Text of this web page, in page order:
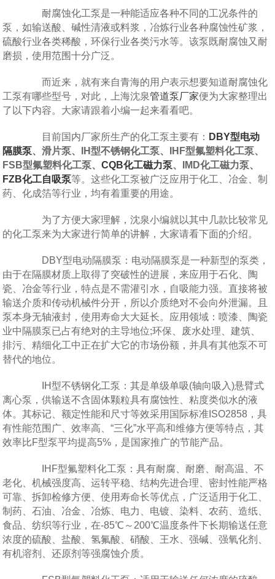
耐腐蚀化工泵是一种能适应各种不同的工况条件的
泵，如输送酸、碱性清液或料浆，冶炼行业各种腐蚀性矿浆，
硫酸行业各类稀酸，环保行业各类污水等。该泵既耐腐蚀又耐
磨损，使用范围十分广泛。
而近来，就有来自青海的用户表示想要知道耐腐蚀化
工泵有哪些型号，对此，上海沈泉管道泵厂家便为大家整理出
了以下内容。大家请跟着小编一起来看看吧。
目前国内厂家所生产的化工泵主要有： DBY型电动
隔膜泵、滑片泵、IH型不锈钢化工泵、IHF型氟塑料化工泵、
FSB型氟塑料化工泵、CQB化工磁力泵、IMD化工磁力泵、
FZB化工自吸泵等。这些化工泵被广泛应用于化工、冶金、制
药、化成箔等行业，均有着重要的用途。
为了方便大家理解，沈泉小编就以其中几款比较常见
的化工泵来为大家进行简单的讲解，大家请看下面的介绍。
DBY型电动隔膜泵：电动隔膜泵是一种新型的泵类，
由于在隔膜材质上取得了突破性的进展，来应用于石化、陶
瓷、冶金等行业，特点是不需灌引水，自吸能力强。直接将被
输送介质和传动机械件分开，所以介质绝对不会向外泄漏。且
泵本身无轴液封，使用寿命大大延长。应用领域：喷漆、陶瓷
业中隔膜泵已占有绝对的主导地位;环保、废水处理、建筑、
排污、精细化工中正在扩大它的市场份额，并具有其他泵不可
替代的地位。
IH型不锈钢化工泵：其是单级单吸(轴向吸入)悬臂式
离心泵，供输送不含固体颗粒具有腐蚀性、粘度类似水的液
体。其标记、额定性能和尺寸等效采用国际标准ISO2858，具
有性能范围广、效率高、“三化”水平高和维修方便等特点，其
效率比F型泵平均提高5%，是国家推广的节能产品。
IHF型氟塑料化工泵：具有耐腐、耐磨、耐高温、不
老化、机械强度高、运转平稳、结构先进合理、密封性能严格
可靠、拆卸检修方便、使用寿命长等优点，广泛适用于化工、
制药、石油、冶金、冶炼、电力、电镀、染料、农药、造纸、
食品、纺织等行业，在-85℃～200℃温度条件下长期输送任意
浓度的硫酸、盐酸、氢氟酸、硝酸、王水、强碱、强氧化剂、
有机溶剂、还原剂等强腐蚀介质。